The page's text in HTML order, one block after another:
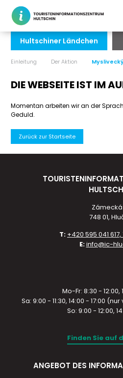
Hultschiner Ländchen
Einleitung Der Aktion
DIE WEBSEITE IST IM
Momentan arbeiten wir an der
Geduld.
Zurück zur Startseite
748 01,
T: +420 595 041
E:info@ic-
Mo-Fr: 8:30 - 12:00,
Sa: 9:00 - 11:30, 14:00 - 17:00
So: 9:00 - 12:00,
Finden Sie auf
ANGEBOT DES